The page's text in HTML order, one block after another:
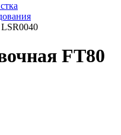
FT80